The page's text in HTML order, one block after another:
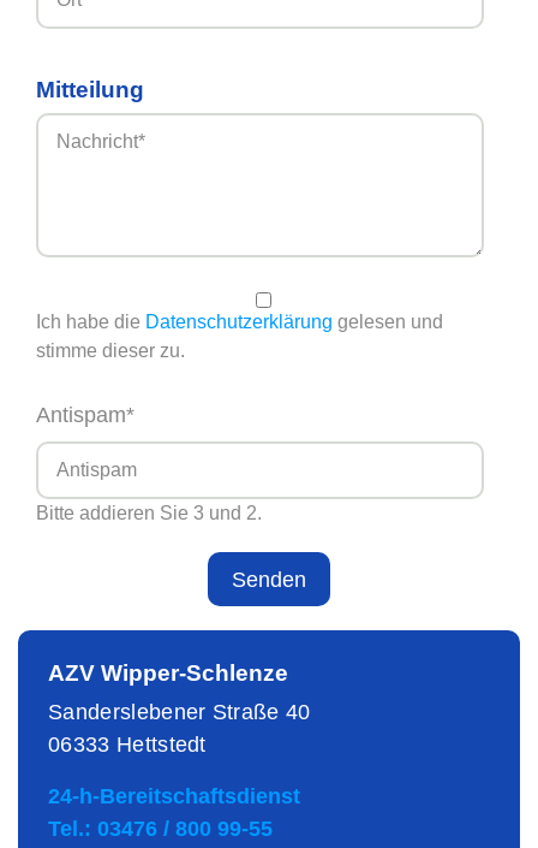
Mitteilung
Ich habe die Datenschutzerklärung gelesen und
stimme dieser zu.
Antispam*
Bitte addieren Sie 3 und 2.
Senden
AZV Wipper-Schlenze
Sanderslebener Straße 40
06333 Hettstedt
24-h-Bereitschaftsdienst
Tel.: 03476 / 800 99-55